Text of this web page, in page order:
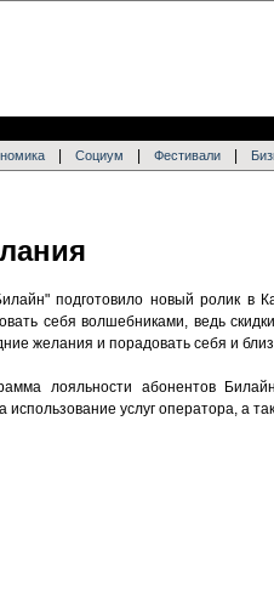
Социум Фестивали
подготовило новый ролик в
себя волшебниками, ведь
желания и порадовать себя и
лояльности абонентов
услуг оператора, а